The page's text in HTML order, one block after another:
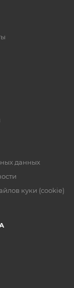
данных
куки (cookie)